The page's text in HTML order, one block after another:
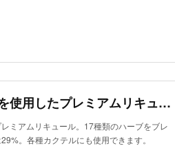
COCALERO（コカレロ）コカの葉とハーブを使用したプレミアムリキュール
ミアムリキュール。17種類のハーブをブレ
。各種カクテルにも使用できます。